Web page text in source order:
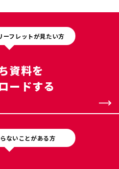
ーフレットが見たい方
資料を
ードする
ないことがある方